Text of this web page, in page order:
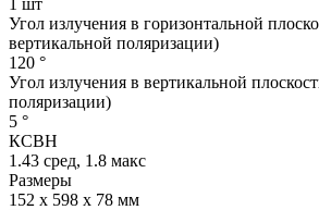
Угол излучения в горизонтальной
вертикальной поляризации)
120 °
Угол излучения в вертикальной
поляризации)
5 °
КСВН
1.43 сред, 1.8 макс
Размеры
152 x 598 x 78 мм